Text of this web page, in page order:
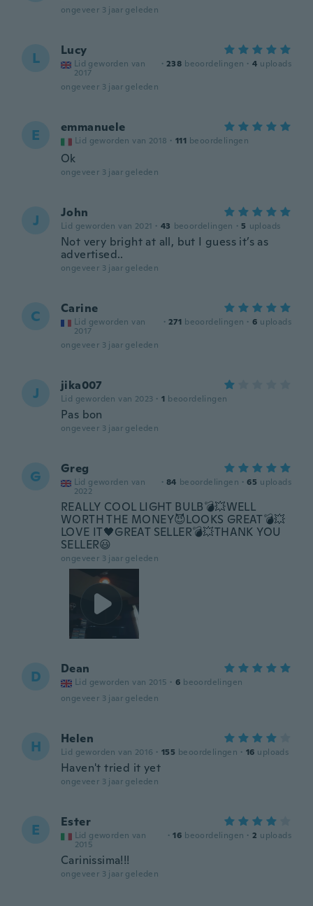
ongeveer 3 jaar geleden
L Lucy
Lid geworden van
2017
· 238 beoordelingen · 4 uploads
ongeveer 3 jaar geleden
E emmanuele
Lid geworden van 2018 · 111 beoordelingen
Ok
ongeveer 3 jaar geleden
J John
Lid geworden van 2021 · 43 beoordelingen · 5 uploads
Not very bright at all, but I guess it’s as
advertised..
ongeveer 3 jaar geleden
C Carine
Lid geworden van
2017
· 271 beoordelingen · 6 uploads
ongeveer 3 jaar geleden
J jika007
Lid geworden van 2023 · 1 beoordelingen
Pas bon
ongeveer 3 jaar geleden
G Greg
Lid geworden van
2022
· 84 beoordelingen · 65 uploads
REALLY COOL LIGHT BULB💣💥WELL
WORTH THE MONEY😈LOOKS GREAT💣💥
LOVE IT🖤GREAT SELLER💣💥THANK YOU
SELLER😃
ongeveer 3 jaar geleden
D Dean
Lid geworden van 2015 · 6 beoordelingen
ongeveer 3 jaar geleden
H Helen
Lid geworden van 2016 · 155 beoordelingen · 16 uploads
Haven't tried it yet
ongeveer 3 jaar geleden
E Ester
Lid geworden van
2015
· 16 beoordelingen · 2 uploads
Carinissima!!!
ongeveer 3 jaar geleden